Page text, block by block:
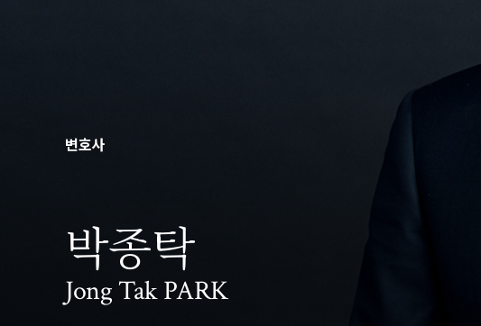
변호사
박종탁
Jong Tak PARK